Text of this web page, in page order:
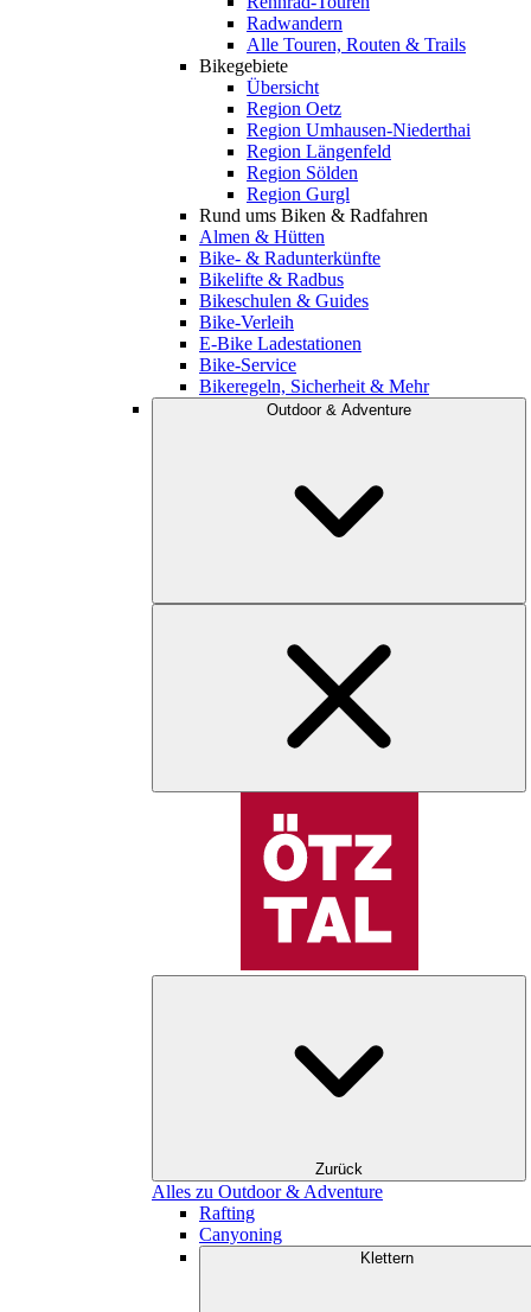
Radwandern
Alle Touren, Routen & Trails
Bikegebiete
Übersicht
Region Oetz
Region Umhausen-Niederthai
Region Längenfeld
Region Sölden
Region Gurgl
Rund ums Biken & Radfahren
Almen & Hütten
Bike- & Radunterkünfte
Bikelifte & Radbus
Bikeschulen & Guides
Bike-Verleih
E-Bike Ladestationen
Bike-Service
Bikeregeln, Sicherheit & Mehr
Outdoor & Adventure
Zurück
Alles zu Outdoor & Adventure
Rafting
Canyoning
Klettern